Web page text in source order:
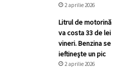
2 aprilie 2026
Litrul de motorină
va costa 33 de lei
vineri. Benzina se
ieftinește un pic
2 aprilie 2026